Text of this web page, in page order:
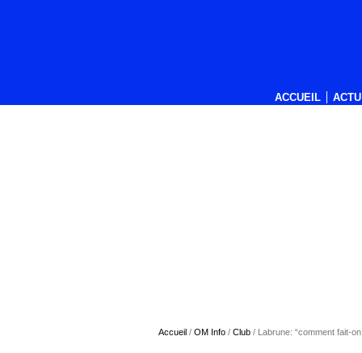
ACCUEIL
Accueil / OM Info / Club / Labrune: “comment fait-